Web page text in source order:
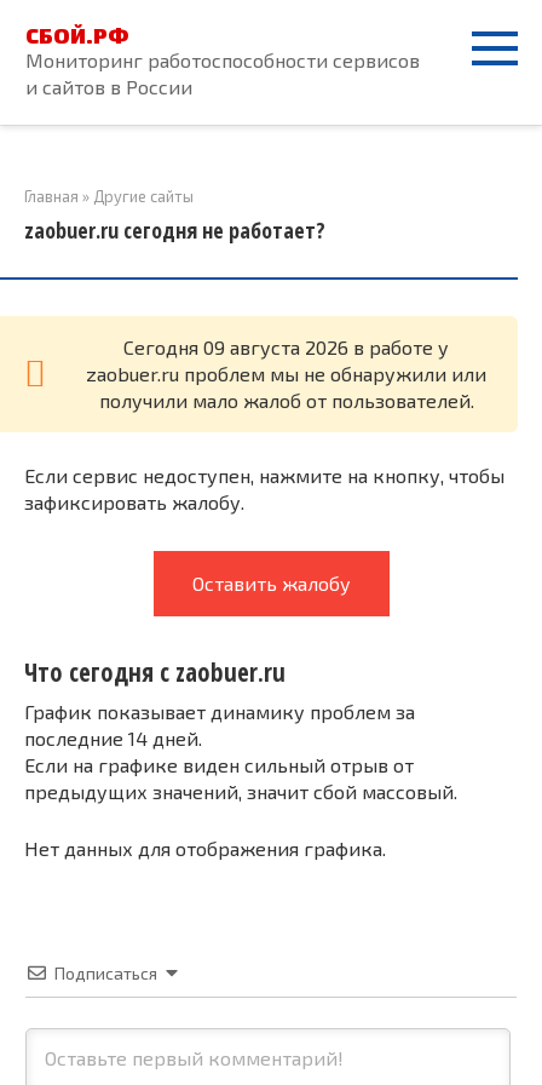
контенту
СБОЙ.РФ
Мониторинг работоспособности сервисов
и сайтов в России
Главная » Другие сайты
zaobuer.ru сегодня не работает?
Cегодня 09 августа 2026 в работе у
zaobuer.ru проблем мы не обнаружили или
получили мало жалоб от пользователей.
Если сервис недоступен, нажмите на кнопку, чтобы
зафиксировать жалобу.
Оставить жалобу
Что сегодня с zaobuer.ru
График показывает динамику проблем за
последние 14 дней.
Если на графике виден сильный отрыв от
предыдущих значений, значит сбой массовый.
Нет данных для отображения графика.
Подписаться